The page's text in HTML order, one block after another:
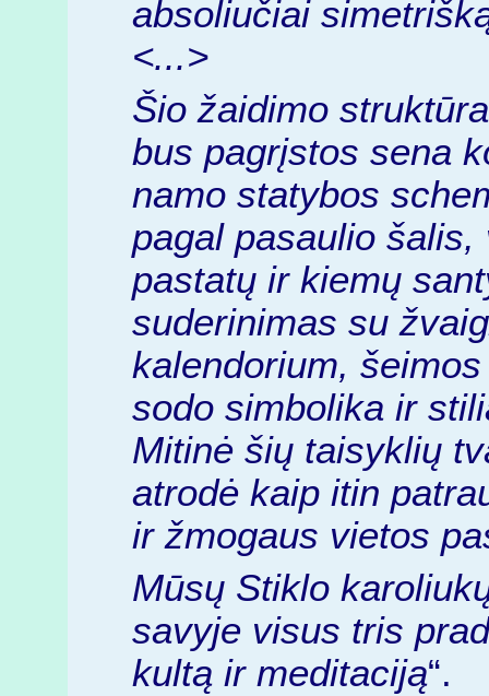
absoliučiai
<...>
Šio žaidimo
bus pagrįstos sena
namo statybos
pagal pasaulio
pastatų ir kiemų
suderinimas su
kalendorium,
sodo simbolika ir
Mitinė šių taisyklių
atrodė kaip itin
ir žmogaus vietos
Mūsų Stiklo
savyje visus tris
kultą ir meditaciją“.